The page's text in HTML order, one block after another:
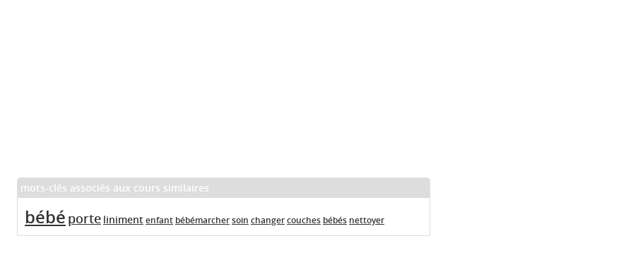
mots-clés associés aux cours similaires
bébé porte linimentenfant bébémarchersoin changercouches bébés nettoyer